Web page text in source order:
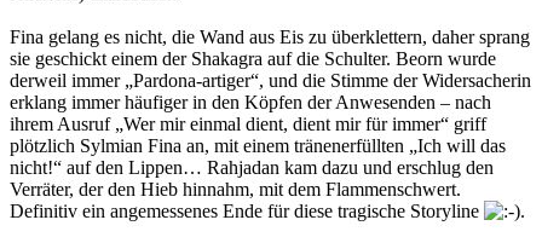
Fina gelang es nicht, die Wand aus Eis zu überklettern, daher sprang
sie geschickt einem der Shakagra auf die Schulter. Beorn wurde
derweil immer „Pardona-artiger“, und die Stimme der Widersacherin
erklang immer häufiger in den Köpfen der Anwesenden – nach
ihrem Ausruf „Wer mir einmal dient, dient mir für immer“ griff
plötzlich Sylmian Fina an, mit einem tränenerfüllten „Ich will das
nicht!“ auf den Lippen… Rahjadan kam dazu und erschlug den
Verräter, der den Hieb hinnahm, mit dem Flammenschwert.
Definitiv ein angemessenes Ende für diese tragische Storyline
.